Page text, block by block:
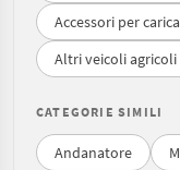
Accessori per
Altri veicoli
CATEGORIE SIMILI
Andanatore